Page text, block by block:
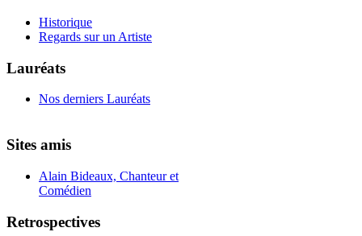
Historique
Regards sur un Artiste
Lauréats
Nos derniers Lauréats
Sites amis
Alain Bideaux, Chanteur et
Comédien
Retrospectives